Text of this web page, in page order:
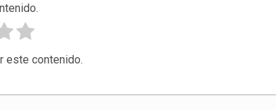
este contenido.